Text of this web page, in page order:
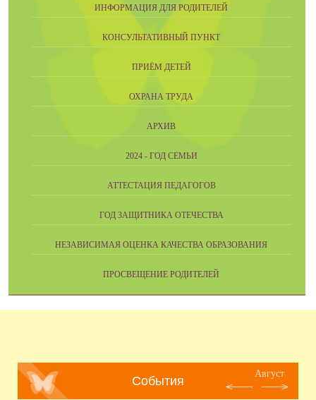
ИНФОРМАЦИЯ ДЛЯ РОДИТЕЛЕЙ
КОНСУЛЬТАТИВНЫЙ ПУНКТ
ПРИЁМ ДЕТЕЙ
ОХРАНА ТРУДА
АРХИВ
2024 - ГОД СЕМЬИ
АТТЕСТАЦИЯ ПЕДАГОГОВ
ГОД ЗАЩИТНИКА ОТЕЧЕСТВА
НЕЗАВИСИМАЯ ОЦЕНКА КАЧЕСТВА ОБРАЗОВАНИЯ
ПРОСВЕЩЕНИЕ РОДИТЕЛЕЙ
События
Август